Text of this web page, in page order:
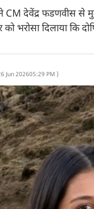
CM देवेंद्र फडणवीस से
भरोसा दिलाया कि
Jun 202605:29 PM )